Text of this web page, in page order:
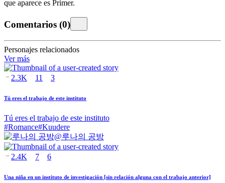
que aparece es Primer.
Comentarios (0)
Personajes relacionados
Ver más
2.3K 11 3
Tú eres el trabajo de este instituto
Tú eres el trabajo de este instituto
#Romance#Kuudere
@루나의 공방
2.4K 7 6
Una niña en un instituto de investigación [sin relación alguna con el trabajo anterior]